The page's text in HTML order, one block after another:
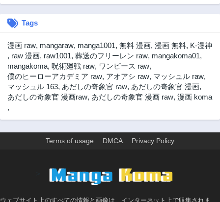
第5.1話
第4.2話
2年前
第4.1話
2年前
第4話
2年前
第3.4話
2年前
第3.3話 第3.2話
2年前
第2.2話
Tags
漫画 raw, mangaraw, manga1001, 無料 漫画, 漫画 無料, K-漫神
, raw 漫画, raw1001, 葬送のフリーレン raw, mangakoma01,
mangakoma, 呪術廻戦 raw, ワンピース raw,
僕のヒーローアカデミア raw, アオアシ raw, マッシュル raw,
マッシュル 163, あだしの奇象官 raw, あだしの奇象官 漫画,
あだしの奇象官 漫画raw, あだしの奇象官 漫画 raw, 漫画 koma
,
Terms of usage DMCA Privacy Policy
ウェブサイト上のすべての情報と画像は、インターネット上で収集されま